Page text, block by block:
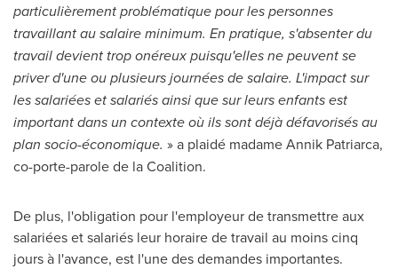
particulièrement problématique pour les personnes
travaillant au salaire minimum. En pratique, s'absenter du
travail devient trop onéreux puisqu'elles ne peuvent se
priver d'une ou plusieurs journées de salaire. L'impact sur
les salariées et salariés ainsi que sur leurs enfants est
important dans un contexte où ils sont déjà défavorisés au
plan socio-économique. » a plaidé madameAnnik Patriarca,
co-porte-parole de la Coalition.
De plus, l'obligation pour l'employeur de transmettre aux
salariées et salariés leur horaire de travail au moins cinq
jours à l'avance, est l'une des demandes importantes.